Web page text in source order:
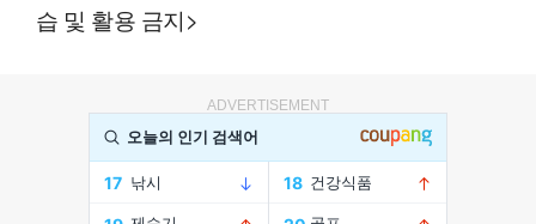
습 및 활용 금지>
ADVERTISEMENT